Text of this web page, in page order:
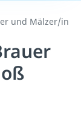
und Mälzer/in